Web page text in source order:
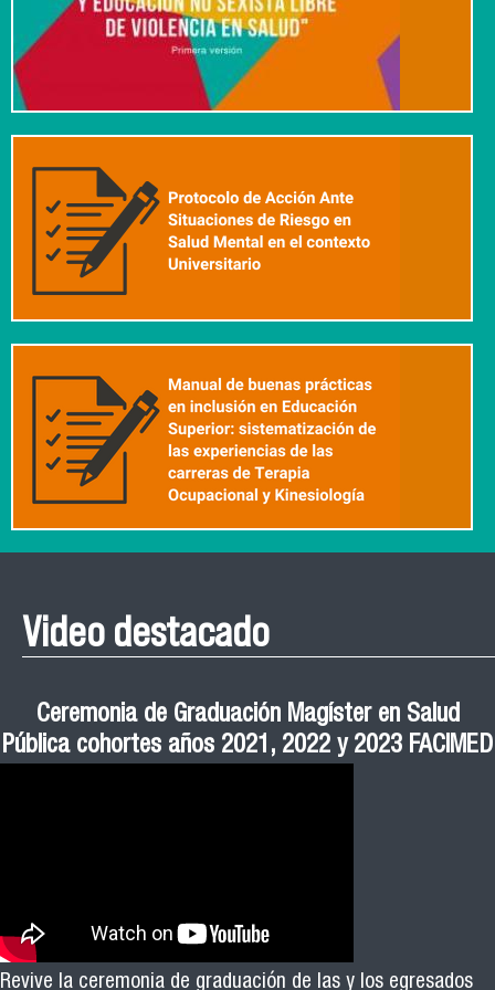
Video destacado
Manual de Buenas de Prácticas y Educación no
Sexista Libre de Violencia en Salud
Roberto Vera invita a la III Jornada de Neurociencia
e Inteligencia Artificial 2025
El académico Roberto Vera, de la Escuela de Kinesiología
Jornadas puertas abiertas CESIC
Ceremonia de Graduación Magíster en Salud
Pública cohortes años 2021, 2022 y 2023 FACIMED
Revive la ceremonia de graduación de las y los egresados
Esteban Aedo: “El uso de tecnología en el deporte
tiene directa relación con la inversión económica”